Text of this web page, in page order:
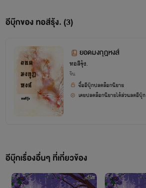
อีบุ๊กของ ทอสีรุ้ง. (3)
ยอดมงกุฎหงส์
ทอสีรุ้ง.
จีน
ซื้ออีบุ๊กปลดล็อกนิยาย
เคยปลดล็อกนิยายได้ส่วนลดอีบุ๊ก
อีบุ๊กเรื่องอื่นๆ ที่เกี่ยวข้อง